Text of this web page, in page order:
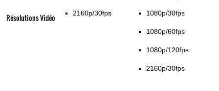
Résolutions Vidéo 2160p/30fps 1080p/30fps
1080p/60fps
1080p/120fps
2160p/30fps